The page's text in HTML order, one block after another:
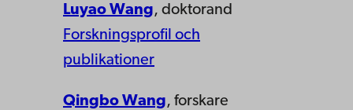
Luyao Wang, doktorand
Forskningsprofil och
publikationer
Qingbo Wang, forskare